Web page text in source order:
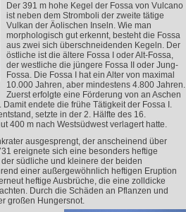
Der 391 m hohe Kegel der Fossa von Vulcano
ist neben dem Stromboli der zweite tätige
Vulkan der Äolischen Inseln. Wie man
morphologisch gut erkennt, besteht die Fossa
aus zwei sich überschneidenden Kegeln. Der
östliche ist die ältere Fossa I oder Alt-Fossa,
der westliche die jüngere Fossa II oder Jung-
Fossa. Die Fossa I hat ein Alter von maximal
10.000 Jahren, aber mindestens 4.800 Jahren.
Zuerst erfolgte eine Förderung von an Aschen
endete die frühe Tätigkeit der Fossa I.
setzte in der 2. Hälfte des 16.
400 m nach Westsüdwest verlagert hatte.
ausgesprengt, der anscheinend über
ereignete sich eine besonders heftige
südliche und kleinere der beiden
einer außergewöhnlich heftigen Eruption
heftige Ausbrüche, die eine zolldicke
Durch die Schäden an Pflanzen und
großen Hungersnot.